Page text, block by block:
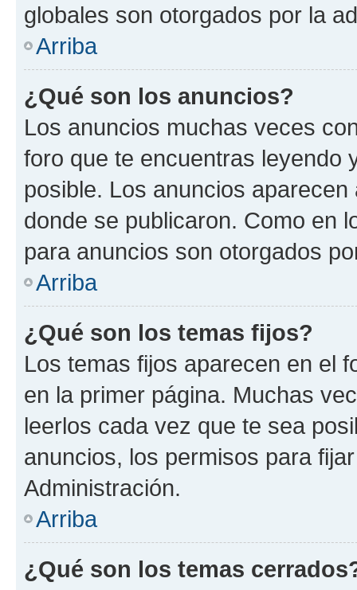
globales son otorgados por la
Arriba
¿Qué son los anuncios?
Los anuncios muchas veces
foro que te encuentras leyendo
posible. Los anuncios
donde se publicaron. Como en
para anuncios son otorgados
Arriba
¿Qué son los temas fijos?
Los temas fijos aparecen en el
en la primer página. Muchas
leerlos cada vez que te sea
anuncios, los permisos para
Administración.
Arriba
¿Qué son los temas